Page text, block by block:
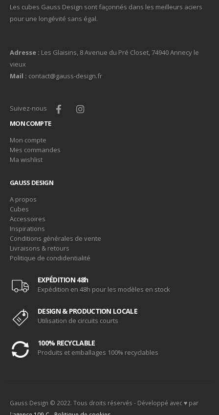
Les cubes Gauss Design sont façonnés dans les meilleurs aciers
pour une longévité sans égal.
Adresse : Les Glaisins, 8 Avenue du Pré Closet, 74940 Annecy le
vieux
Mail : contact@gauss-design.fr
Suivez-nous
MON COMPTE
Mon compte
Mes commandes
Ma wishlist
GAUSS DESIGN
A propos
Cubes
Accessoires
Inspirations
Conditions générales de vente
Livraisons & retours
Politique de condidentialité
EXPÉDITION 48h
Expédition en 48h pour les modèles en stock
DESIGN & PRODUCTION LOCALE
Utilisation de circuits courts
100% RECYCLABLE
Produits et emballages 100% recyclables
Gauss Design © 2022. Tous droits réservés - Développé avec ♥ par